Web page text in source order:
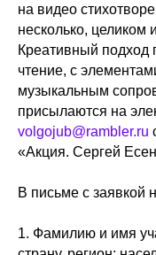
на видео
несколько, целиком
Креативный подход
чтение, с
музыкальным
присылаются на
volgojub@rambler.ru
«Акция. Сергей
В письме с заявкой
1. Фамилию и имя